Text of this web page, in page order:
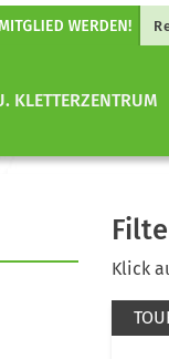
KLETTERZENTRUM
Klick